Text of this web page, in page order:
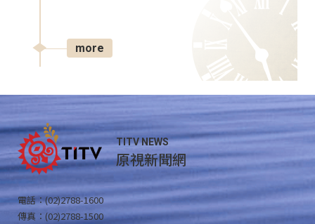
more
TITV NEWS
原視新聞網
電話：(02)2788-1600
傳真：(02)2788-1500